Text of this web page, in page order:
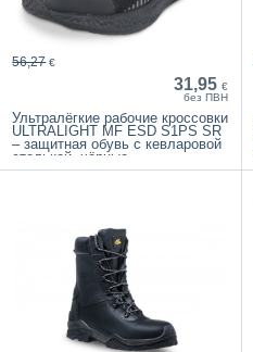
31,95 €
без ПВН
56,27 €
Ультралёгкие рабочие кроссовки
ULTRALIGHT MF ESD S1PS SR
– защитная обувь с кевларовой
стелькой, чёрные